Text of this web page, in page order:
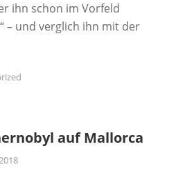
ihn schon im Vorfeld
– und verglich ihn mit der
auf Mallorca